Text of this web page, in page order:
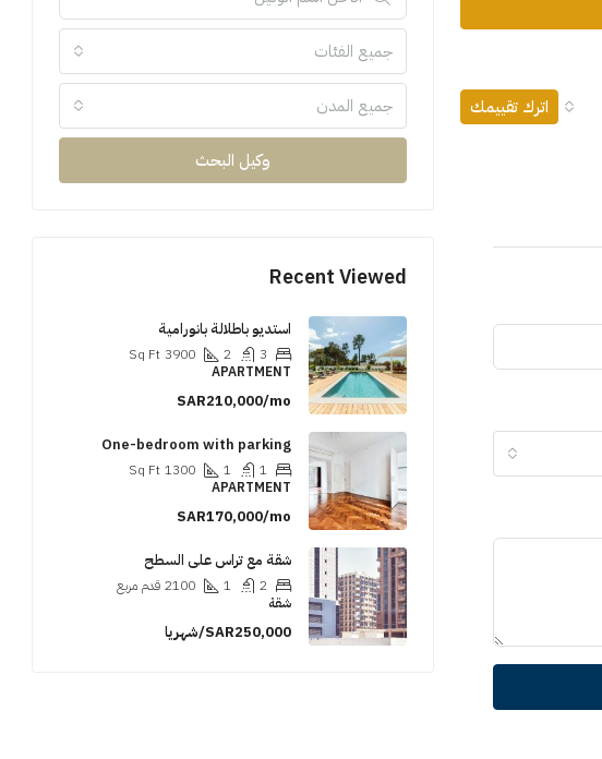
اترك تقييمك
جميع الفئات
جميع المدن
وكيل البحث
Recent Viewed
استديو باطلالة بانورامية
3
2
3900
Sq Ft
APARTMENT
SAR210,000/mo
One-bedroom with parking
1
1
1300
Sq Ft
APARTMENT
SAR170,000/mo
شقة مع تراس على السطح
2
1
2100 قدم مربع
شقة
SAR250,000/شهريا